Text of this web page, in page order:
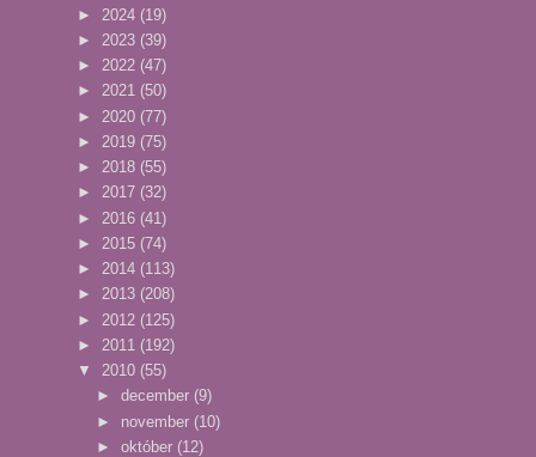
► 2024 (19)
► 2023 (39)
► 2022 (47)
► 2021 (50)
► 2020 (77)
► 2019 (75)
► 2018 (55)
► 2017 (32)
► 2016 (41)
► 2015 (74)
► 2014 (113)
► 2013 (208)
► 2012 (125)
► 2011 (192)
▼ 2010 (55)
► december (9)
► november (10)
► október (12)